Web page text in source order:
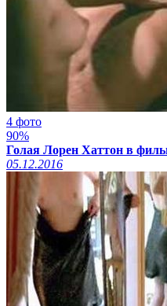
4 фото
90%
Голая Лорен Хаттон в
05.12.2016